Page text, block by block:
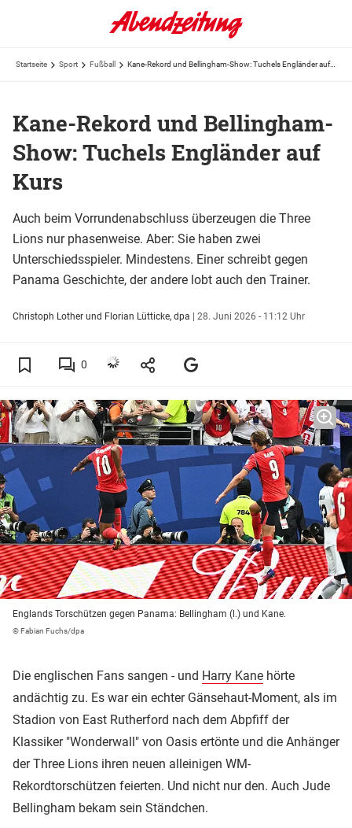
Startseite Sport Fußball Kane-Rekord und Bellingham-Show: Tuchels Engländer auf Kurs
Kane-Rekord und Bellingham-
Show: Tuchels Engländer auf
Kurs
Auch beim Vorrundenabschluss überzeugen die Three
Lions nur phasenweise. Aber: Sie haben zwei
Unterschiedsspieler. Mindestens. Einer schreibt gegen
Panama Geschichte, der andere lobt auch den Trainer.
Christoph Lother und Florian Lütticke, dpa | 28. Juni 2026 - 11:12 Uhr
0
Englands Torschützen gegen Panama: Bellingham (l.) und Kane.
© Fabian Fuchs/dpa
Die englischen Fans sangen - und Harry Kane hörte
andächtig zu. Es war ein echter Gänsehaut-Moment, als im
Stadion von East Rutherford nach dem Abpfiff der
Klassiker "Wonderwall" von Oasis ertönte und die Anhänger
der Three Lions ihren neuen alleinigen WM-
Rekordtorschützen feierten. Und nicht nur den. Auch Jude
Bellingham bekam sein Ständchen.